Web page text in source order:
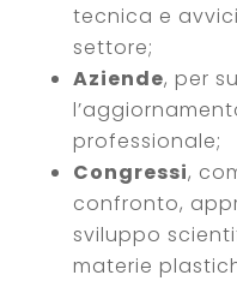
tecnica e
settore;
Aziende, per
professionale;
Congressi,
confronto,
sviluppo
materie